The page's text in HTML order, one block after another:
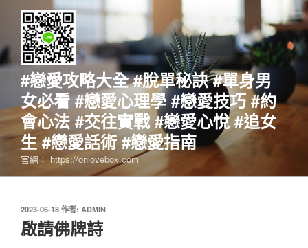
要
#戀愛攻略大全 #脫單秘訣 #單身男
女必看 #戀愛心理學 #戀愛技巧 #約
會心法 #交往實戰 #戀愛心悅 #追女
生 #戀愛話術 #戀愛指南
官網： https://onlovebox.com
發
佈
於
2023-06-18 作者: ADMIN
啟請佛牌詩